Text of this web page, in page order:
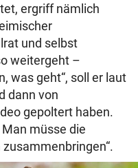
ergriff nämlich
und selbst
weitergeht –
was geht“, soll er laut
dann von
gepoltert haben.
müsse die